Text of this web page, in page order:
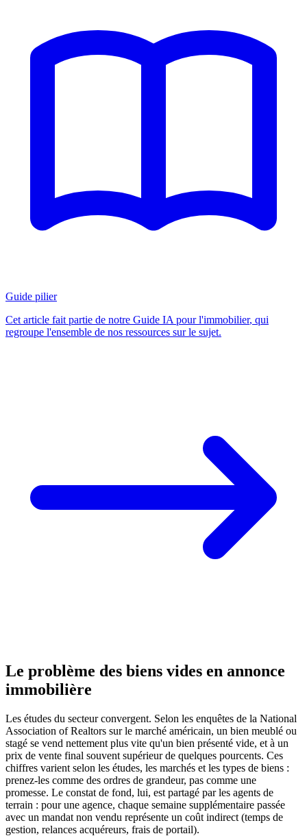
Guide pilier
Cet article fait partie de notre Guide IA pour l'immobilier, qui
regroupe l'ensemble de nos ressources sur le sujet.
Le problème des biens vides en annonce
immobilière
Les études du secteur convergent. Selon les enquêtes de la National
Association of Realtors sur le marché américain, un bien meublé ou
stagé se vend nettement plus vite qu'un bien présenté vide, et à un
prix de vente final souvent supérieur de quelques pourcents. Ces
chiffres varient selon les études, les marchés et les types de biens :
prenez-les comme des ordres de grandeur, pas comme une
promesse. Le constat de fond, lui, est partagé par les agents de
terrain : pour une agence, chaque semaine supplémentaire passée
avec un mandat non vendu représente un coût indirect (temps de
gestion, relances acquéreurs, frais de portail).